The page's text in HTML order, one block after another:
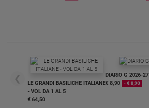
❮
LE GRANDI BASILICHE ITALIANE
- VOL DA 1 AL 5
€ 64,50
DIARIO G 2026-27
€ 8,90
- € 8,90